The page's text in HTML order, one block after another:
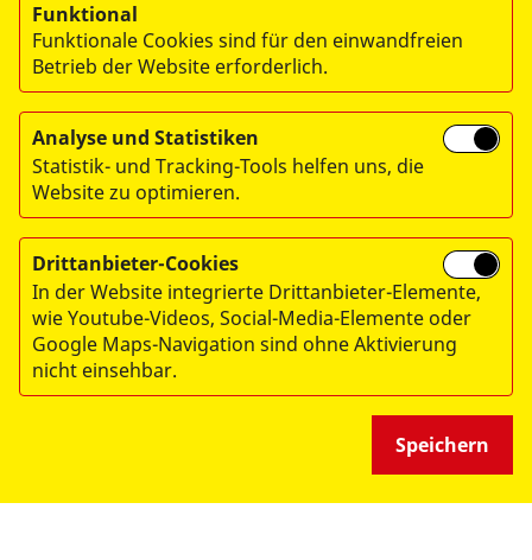
© 2026 Arbeiter-Samariter-Bund Regionalverband
München/Oberbayern. e.V.
Impressum
Datenschutz
Hinweisgebersystem
Spendenkonto:
Arbeiter-Samariter-Bund, Regionalverband
Funktional
Funktionale Cookies sind für den einwandfreien
Betrieb der Website erforderlich.
Analyse und Statistiken
Statistik- und Tracking-Tools helfen uns, die
Website zu optimieren.
Drittanbieter-Cookies
In der Website integrierte Drittanbieter-Elemente,
wie Youtube-Videos, Social-Media-Elemente oder
Google Maps-Navigation sind ohne Aktivierung
nicht einsehbar.
Speichern